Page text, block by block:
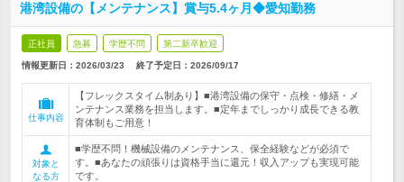
港湾設備の【メンテナンス】賞与5.4ヶ月◆愛知勤務
正社員 急募 学歴不問 第二新卒歓迎
情報更新日：2026/03/23 終了予定日： 2026/09/17
仕事内容
【フレックスタイム制あり】■港湾設備の保守・点検・修繕・メ
ンテナンス業務を担当します。■定年までしっかり成長できる教
育体制もご用意！
対象と
なる方
■学歴不問！機械設備のメンテナンス、保全経験などが必須で
す。■あなたの頑張りは資格手当に還元！収入アップも実現可能
です。